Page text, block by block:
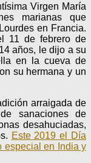
Virgen María
marianas que
en Francia.
11 de febrero de
años, le dijo a su
en la cueva de
su hermana y un
arraigada de
sanaciones de
desahuciadas,
Este 2019 el Día
especial en India y